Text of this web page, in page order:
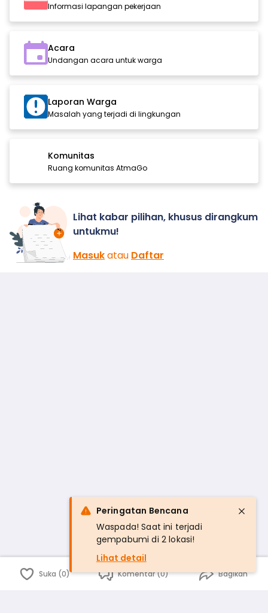
Informasi lapangan pekerjaan
Acara
Undangan acara untuk warga
Laporan Warga
Masalah yang terjadi di lingkungan
Komunitas
Ruang komunitas AtmaGo
Lihat kabar pilihan, khusus dirangkum
untukmu!
Masukatau Daftar
Suka (0) Komentar (0) Bagikan
Peringatan Bencana
Waspada! Saat ini terjadi
gempabumi di 2 lokasi!
Lihat detail